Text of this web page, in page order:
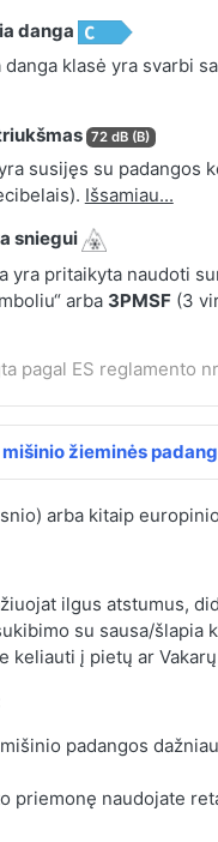
danga
klasė yra svarbi
72 dB (B)
susijęs su padangos
Išsamiau...
sniegui
yra pritaikyta naudoti
arba 3PMSF(3
pagal ES reglamento
žieminės
arba kitaip
ilgus atstumus,
su sausa/šlapia
keliauti į pietų ar
padangos
priemonę naudojate